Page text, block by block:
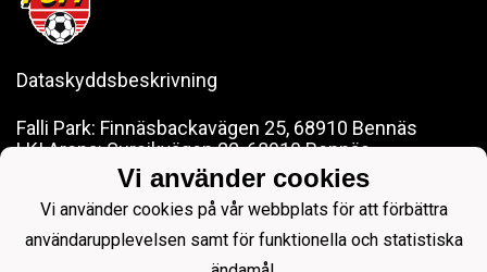
Dataskyddsbeskrivning
Falli Park: Finnäsbackavägen 25, 68910 Bennäs
LKI Arena: Sursikvägen 22, 68910 Bennäs
pedersoreff@gmail.com
Vi använder cookies
Vi använder cookies på vår webbplats för att förbättra
användarupplevelsen samt för funktionella och statistiska